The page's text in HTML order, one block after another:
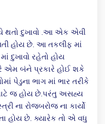
થતો દુખાવો .આ એક એવી
હોય છે. આ તકલીફ માં
દુખાવો રહેતો હોય
એમ બંને પ્રકારે હોઈ શકે
પેડુના ભાગ માં ભાર તરીકે
જ હોય છે.પરંતુ અસહ્ય
ના રોજબરોજ ના કાર્યો
હોય છે. ક્યારેક તો એ વધુ